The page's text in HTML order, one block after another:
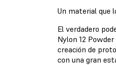
Un material que
El verdadero
Nylon 12
creación de
con una gran